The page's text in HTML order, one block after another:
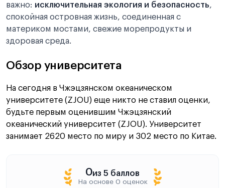
важно: исключительная экология и безопасность,
спокойная островная жизнь, соединенная с
материком мостами, свежие морепродукты и
здоровая среда.
Обзор университета
На сегодня в Чжэцзянском океаническом
университете (ZJOU) еще никто не ставил оценки,
будьте первым оценившим Чжэцзянский
океанический университет (ZJOU). Университет
занимает 2620 место по миру и 302 место по Китае.
0из 5 баллов
На основе 0 оценок